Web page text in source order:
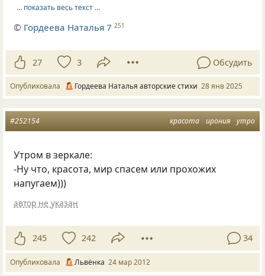
… показать весь текст …
© Гордеева Наталья 7 251
27 3 Обсудить
Опубликовала Гордеева Наталья авторские стихи 28 янв 2025
красота ирония утро
#252154
Утром в зеркале:
-Ну что, красота, мир спасем или прохожих
напугаем)))
автор не указан
245 242 34
Опубликовала Львёнка 24 мар 2012